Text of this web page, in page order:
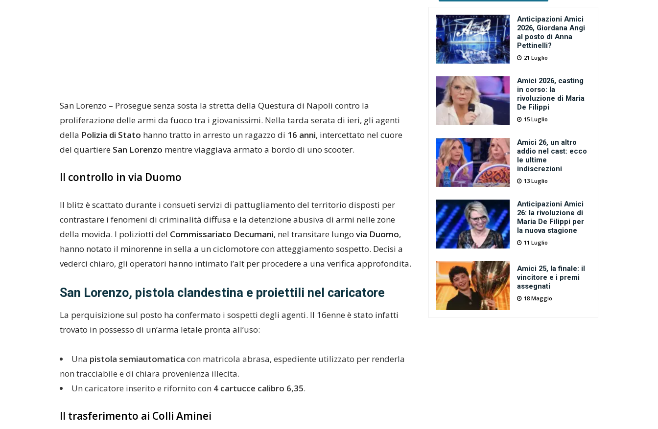
San Lorenzo – Prosegue senza sosta la stretta della Questura di Napoli contro la
proliferazione delle armi da fuoco tra i giovanissimi. Nella tarda serata di ieri, gli agenti
della Polizia di Stato hanno tratto in arresto un ragazzo di 16 anni, intercettato nel cuore
del quartiere San Lorenzo mentre viaggiava armato a bordo di uno scooter.
Il controllo in via Duomo
Il blitz è scattato durante i consueti servizi di pattugliamento del territorio disposti per
contrastare i fenomeni di criminalità diffusa e la detenzione abusiva di armi nelle zone
della movida. I poliziotti del Commissariato Decumani, nel transitare lungo via Duomo,
hanno notato il minorenne in sella a un ciclomotore con atteggiamento sospetto. Decisi a
vederci chiaro, gli operatori hanno intimato l’alt per procedere a una verifica approfondita.
San Lorenzo, pistola clandestina e proiettili nel caricatore
La perquisizione sul posto ha confermato i sospetti degli agenti. Il 16enne è stato infatti
trovato in possesso di un’arma letale pronta all’uso:
Una pistola semiautomatica con matricola abrasa, espediente utilizzato per renderla
non tracciabile e di chiara provenienza illecita.
Un caricatore inserito e rifornito con 4 cartucce calibro 6,35.
Il trasferimento ai Colli Aminei
Anticipazioni Amici
2026, Giordana Angi
al posto di Anna
Pettinelli?
21 Luglio
Amici 2026, casting
in corso: la
rivoluzione di Maria
De Filippi
15 Luglio
Amici 26, un altro
addio nel cast: ecco
le ultime
indiscrezioni
13 Luglio
Anticipazioni Amici
26: la rivoluzione di
Maria De Filippi per
la nuova stagione
11 Luglio
Amici 25, la finale: il
vincitore e i premi
assegnati
18 Maggio